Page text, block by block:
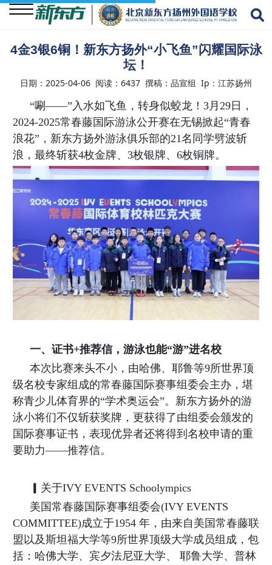
于
我
们
学
校
资
讯
成
长
教
发
教
学
支
持
生
活
障
党
团
工
会
4金3银6铜！新东方扬外“小飞鱼”闪耀国际泳
坛！
日期：2025-04-06 阅读：6437 撰稿：品宣组 Ip：江苏扬州
“唰——”入水如飞鱼，转身似蛟龙！3月29日，
2024-2025常春藤国际游泳公开赛在无锡掀起“青春
浪花”，新东方扬外游泳俱乐部的21名同学劈波斩
浪，最终斩获4枚金牌、3枚银牌、6枚铜牌。
一、证书+推荐信，游泳也能“游”进名校
本次比赛来头不小，由哈佛、耶鲁等9所世界顶
级名校专家组成的常春藤国际赛事组委会主办，堪
称青少儿体育界的“学术奥运会”。新东方扬外的游
泳小将们不仅斩获奖牌，更获得了由组委会颁发的
国际赛事证书，表现优异者还将得到名校申请的重
要助力——推荐信。
▎关于IVY EVENTS Schoolympics
美国常春藤国际赛事组委会(IVY EVENTS
COMMITTEE)成立于1954 年，由来自美国常春藤联
盟以及斯坦福大学等9所世界顶级大学成员组成，包
括：哈佛大学、宾夕法尼亚大学、 耶鲁大学、普林